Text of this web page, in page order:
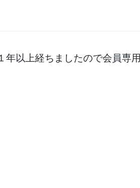
年以上経ちましたので会員専用